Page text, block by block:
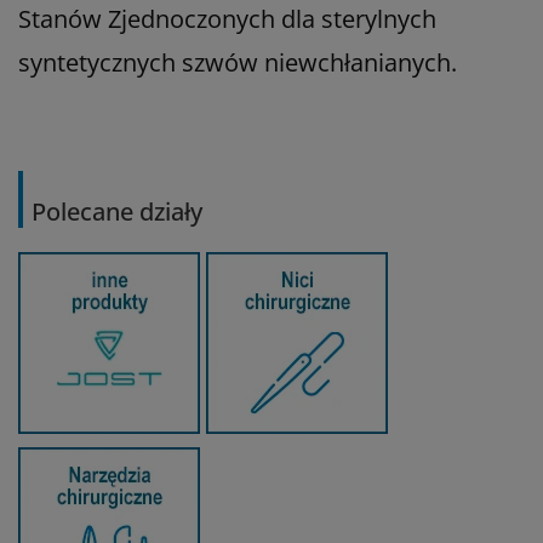
Stanów Zjednoczonych dla sterylnych
syntetycznych szwów niewchłanianych.
Polecane działy